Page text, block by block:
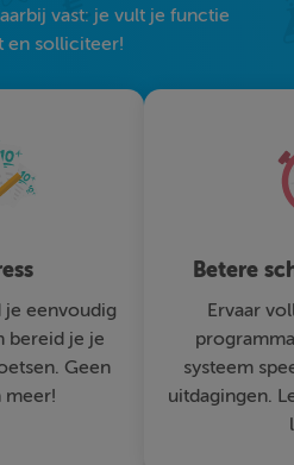
vast: je vult je functie
en solliciteer!
je eenvoudig
bereid je je
Geen
meer!
Betere
Ervaar
systeem
uitdagingen.